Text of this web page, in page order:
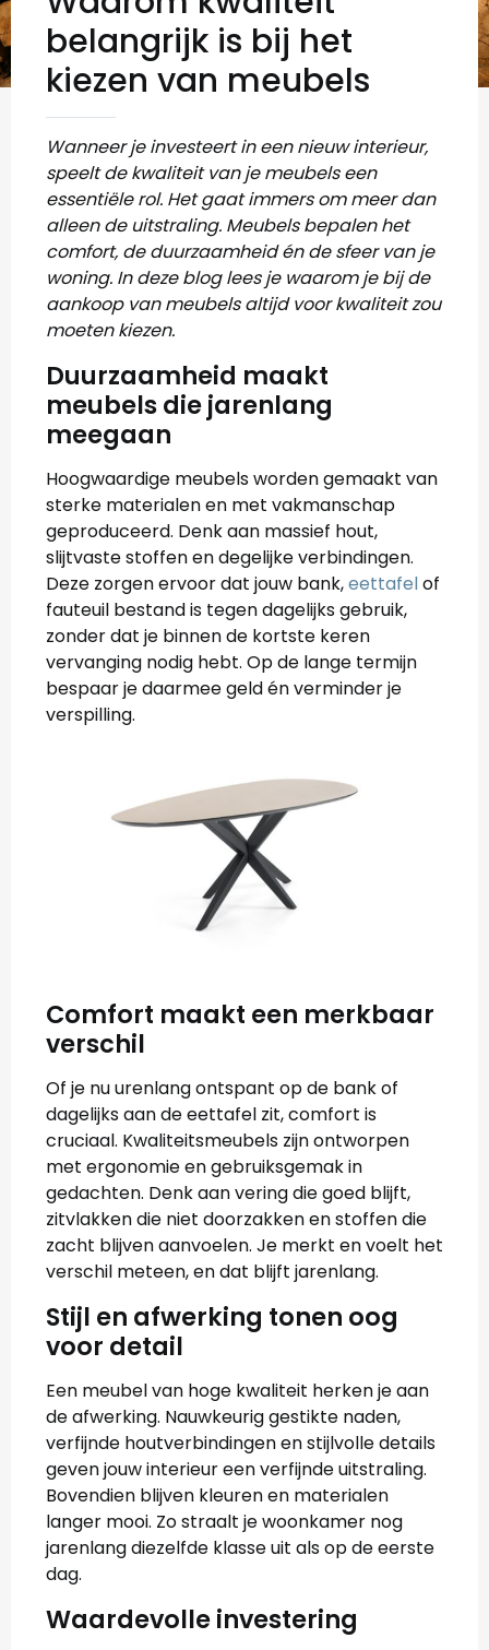
belangrijk is bij het
kiezen van meubels
Wanneer je investeert in een nieuw interieur,
speelt de kwaliteit van je meubels een
essentiële rol. Het gaat immers om meer dan
alleen de uitstraling. Meubels bepalen het
comfort, de duurzaamheid én de sfeer van je
woning. In deze blog lees je waarom je bij de
aankoop van meubels altijd voor kwaliteit zou
moeten kiezen.
Duurzaamheid maakt
meubels die jarenlang
meegaan
Hoogwaardige meubels worden gemaakt van
sterke materialen en met vakmanschap
geproduceerd. Denk aan massief hout,
slijtvaste stoffen en degelijke verbindingen.
Deze zorgen ervoor dat jouw bank,eettafelof
fauteuil bestand is tegen dagelijks gebruik,
zonder dat je binnen de kortste keren
vervanging nodig hebt. Op de lange termijn
bespaar je daarmee geld én verminder je
verspilling.
Comfort maakt een merkbaar
verschil
Of je nu urenlang ontspant op de bank of
dagelijks aan de eettafel zit, comfort is
cruciaal. Kwaliteitsmeubels zijn ontworpen
met ergonomie en gebruiksgemak in
gedachten. Denk aan vering die goed blijft,
zitvlakken die niet doorzakken en stoffen die
zacht blijven aanvoelen. Je merkt en voelt het
verschil meteen, en dat blijft jarenlang.
Stijl en afwerking tonen oog
voor detail
Een meubel van hoge kwaliteit herken je aan
de afwerking. Nauwkeurig gestikte naden,
verfijnde houtverbindingen en stijlvolle details
geven jouw interieur een verfijnde uitstraling.
Bovendien blijven kleuren en materialen
langer mooi. Zo straalt je woonkamer nog
jarenlang diezelfde klasse uit als op de eerste
dag.
Waardevolle investering